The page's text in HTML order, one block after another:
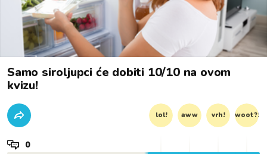
Samo siroljupci će dobiti 10/10 na ovom
kvizu!
lol! aww vrh! woot?!
0